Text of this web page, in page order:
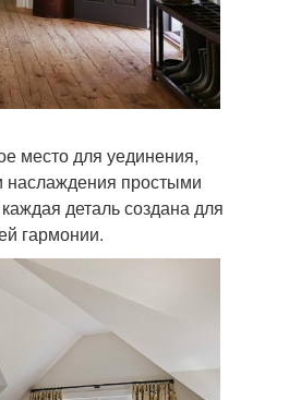
место для уединения,
наслаждения простыми
деталь создана для
гармонии.